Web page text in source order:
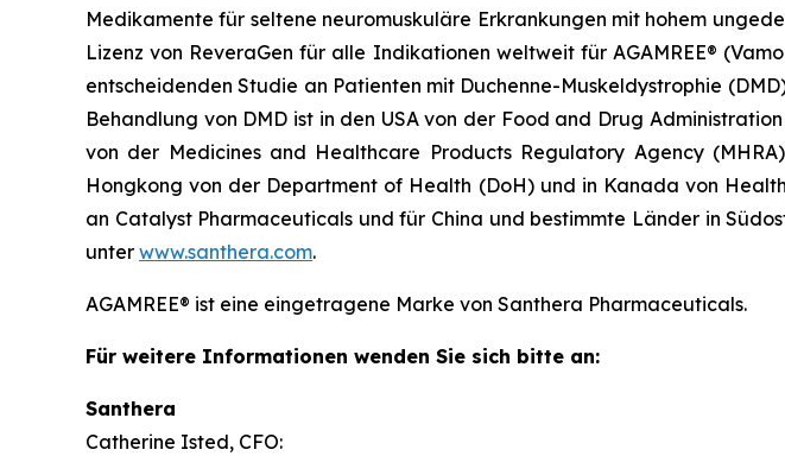
Medikamente für seltene neuromuskuläre Erkrankungen mit hohem
Lizenz von ReveraGen für alle Indikationen weltweit für AGAMREE®
entscheidenden Studie an Patienten mit Duchenne-Muskeldystrophie
Behandlung von DMD ist in den USA von der Food and Drug
von der Medicines and Healthcare Products Regulatory Agency
Hongkong von der Department of Health (DoH) und in Kanada von
an Catalyst Pharmaceuticals und für China und bestimmte Länder in
unter www.santhera.com.
AGAMREE® ist eine eingetragene Marke von Santhera Pharmaceuticals.
Für weitere Informationen wenden Sie sich bitte an:
Santhera
Catherine Isted, CFO: